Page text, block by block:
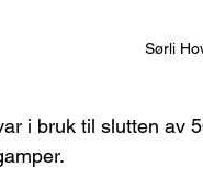
Sørli
i bruk til slutten av